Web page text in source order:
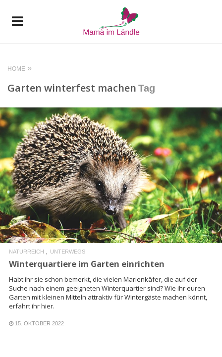
HOME
Garten winterfest machen Tag
READ MORE
NATURREICH UNTERWEGS
Winterquartiere im Garten einrichten
Habt ihr sie schon bemerkt, die vielen Marienkäfer, die auf der
Suche nach einem geeigneten Winterquartier sind? Wie ihr euren
Garten mit kleinen Mitteln attraktiv für Wintergäste machen könnt,
erfahrt ihr hier.
15. OKTOBER 2022